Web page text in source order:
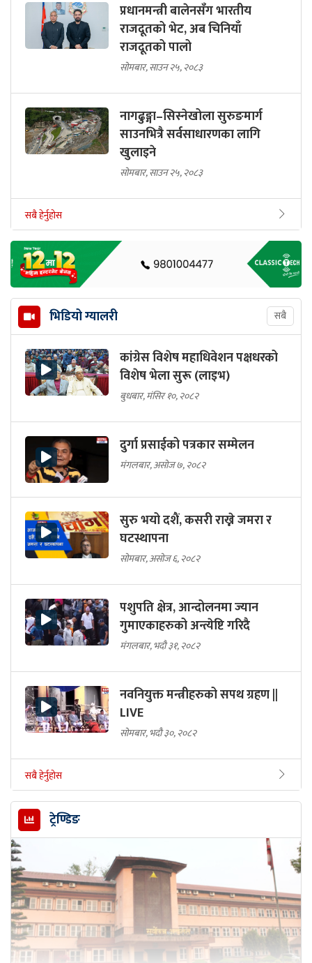
प्रधानमन्त्री बालेनसँग भारतीय
राजदूतको भेट, अब चिनियाँ
राजदूतको पालो
सोमबार, साउन २५, २०८३
नागढुङ्गा–सिस्नेखोला सुरुङमार्ग
साउनभित्रै सर्वसाधारणका लागि
खुलाइने
सोमबार, साउन २५, २०८३
सबै हेर्नुहोस
भिडियो ग्यालरी सबै
कांग्रेस विशेष महाधिवेशन पक्षधरको
विशेष भेला सुरू (लाइभ)
बुधबार, मंसिर १०, २०८२
दुर्गा प्रसाईको पत्रकार सम्मेलन
मंगलबार, असोज ७, २०८२
सुरु भयो दशैं, कसरी राख्ने जमरा र
घटस्थापना
सोमबार, असोज ६, २०८२
पशुपति क्षेत्र, आन्दोलनमा ज्यान
गुमाएकाहरुको अन्त्येष्टि गरिदै
मंगलबार, भदौ ३१, २०८२
नवनियुक्त मन्त्रीहरुको सपथ ग्रहण ||
LIVE
सोमबार, भदौ ३०, २०८२
सबै हेर्नुहोस
ट्रेण्डिङ